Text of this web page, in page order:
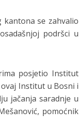
kantona se zahvalio
podršci u
posjetio Institut
Institut u Bosni i
jačanja saradnje u
pomoćnik